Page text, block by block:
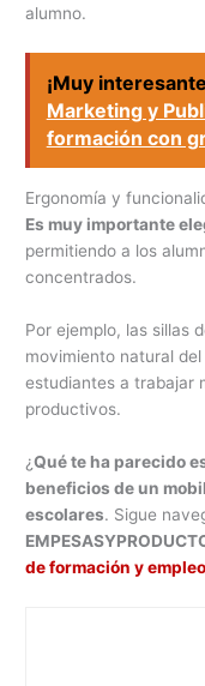
alumno.
¡Muy
Marketing y
formación con
Ergonomía y
Es muy importante
permitiendo a los
concentrados.
Por ejemplo, las sillas
movimiento natural
estudiantes a trabajar
productivos.
¿Qué te ha parecido
beneficios de un
escolares. Sigue
de formación y empleo